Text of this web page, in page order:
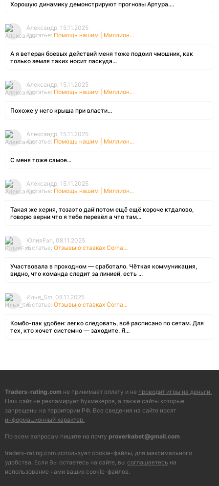
Хорошую динамику демонстрируют прогнозы Артура....
Александр, 15.11.2025
К статье: Помощь нашим | Миллион...
А я ветеран боевых действий меня тоже подоил чмошник, как
только земля таких носит паскуда...
Александр, 15.11.2025
К статье: Помощь нашим | Миллион...
Похоже у него крыша при власти...
Александр, 15.11.2025
К статье: Помощь нашим | Миллион...
С меня тоже самое...
Александр, 15.11.2025
К статье: Помощь нашим | Миллион...
Такая же херня, тозаэто дай потом ещё ещё короче ктдалово,
говорю верни что я тебе перевёл а что там...
ЮлияFan, 08.11.2025
К статье: Отзывы о ставках Corna...
Участвовала в проходном — сработало. Чёткая коммуникация,
видно, что команда следит за линией, есть ...
Илья_Sm, 08.11.2025
К статье: Отзывы о ставках Corna...
Комбо-пак удобен: легко следовать, всё расписано по сетам. Для
тех, кто хочет системно — заходите. Я...
Traders-rating.com не принимает оплату и не проводит игры на деньги.
Наш сайт не рекламирует букмекеров, а также сайты которые
запрещены на территории РФ. Все сведения на сайте носят
информационный характер.
По всем вопросам пишите на почту proverkabet@gmail.com
traders-rating.com использует cookie-файлы, для максимального
удобства. Если Вы остаетесь на сайте, вы соглашаетесь на
использование нами ваших cookie-файлов.